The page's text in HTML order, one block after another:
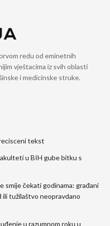
redu od eminetnih
vještacima iz svih oblasti
i medicinske struke.
tekst
u BIH gube bitku s
smije čekati godinama: građani
ili tužilaštvo neopravdano
u razumnom roku u